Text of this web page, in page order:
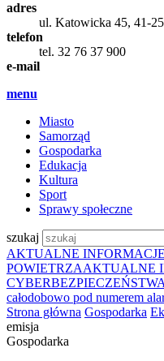
adres
ul. Katowicka 45, 41-
telefon
tel. 32 76 37 900
e-mail
menu
Miasto
Samorząd
Gospodarka
Edukacja
Kultura
Sport
Sprawy społeczne
szukaj
AKTUALNE
POWIETRZAAKTUALNE
CYBERBEZPIECZEŃSTWA
całodobowo pod numerem
Strona główna Gospodarka
emisja
Gospodarka